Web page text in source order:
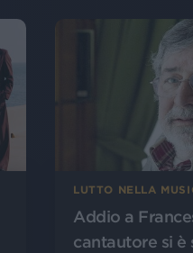
LUTTO NELLA
Addio a
cantautore si è